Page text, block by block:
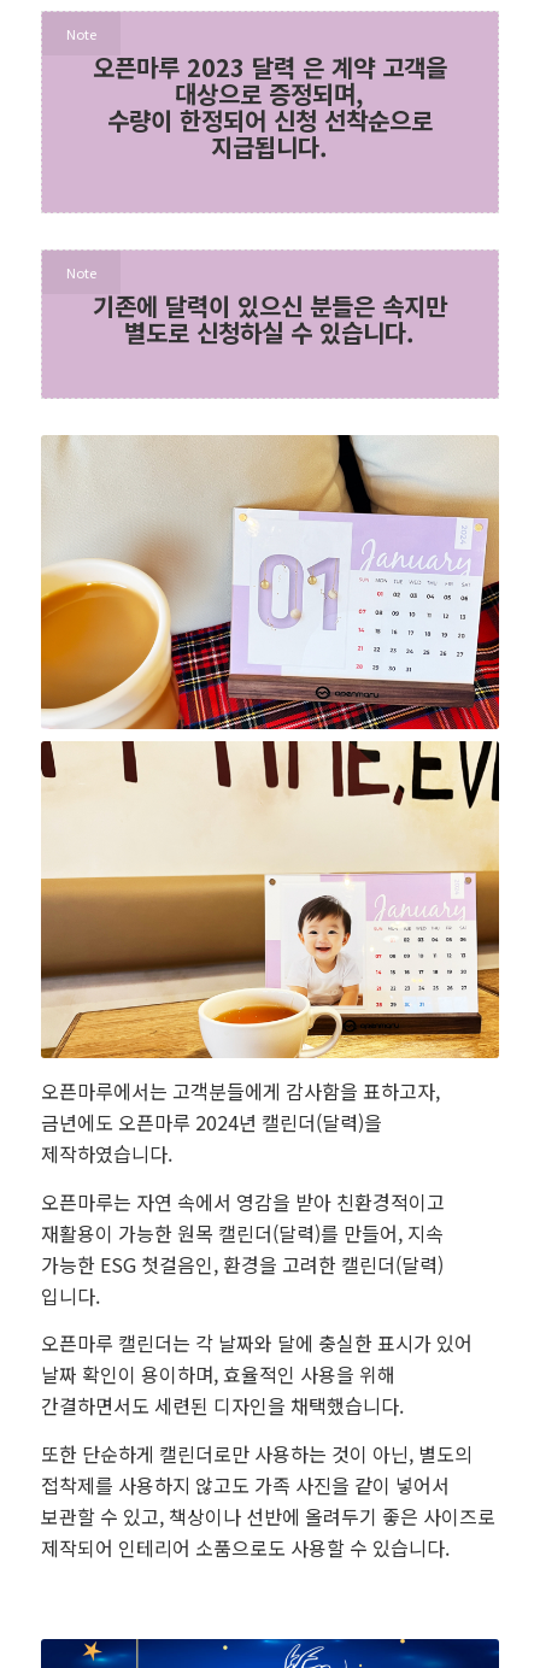
Note
오픈마루 2023 달력 은 계약 고객을
대상으로 증정되며,
수량이 한정되어 신청 선착순으로
지급됩니다.
Note
기존에 달력이 있으신 분들은 속지만
별도로 신청하실 수 있습니다.
오픈마루에서는 고객분들에게 감사함을 표하고자,
금년에도 오픈마루 2024년 캘린더(달력)을
제작하였습니다.
오픈마루는 자연 속에서 영감을 받아 친환경적이고
재활용이 가능한 원목 캘린더(달력)를 만들어, 지속
가능한 ESG 첫걸음인, 환경을 고려한 캘린더(달력)
입니다.
오픈마루 캘린더는 각 날짜와 달에 충실한 표시가 있어
날짜 확인이 용이하며, 효율적인 사용을 위해
간결하면서도 세련된 디자인을 채택했습니다.
또한 단순하게 캘린더로만 사용하는 것이 아닌, 별도의
접착제를 사용하지 않고도 가족 사진을 같이 넣어서
보관할 수 있고, 책상이나 선반에 올려두기 좋은 사이즈로
제작되어 인테리어 소품으로도 사용할 수 있습니다.